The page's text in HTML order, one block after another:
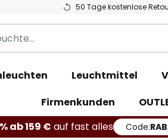
50 Tage kostenlose
Leuchtmittel
Firmenkunden
ab 159 € auf fast alles Code: